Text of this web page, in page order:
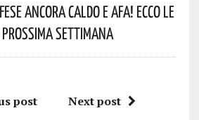
Ancora Caldo E Afa! Ecco Le
Settimana
post Next post